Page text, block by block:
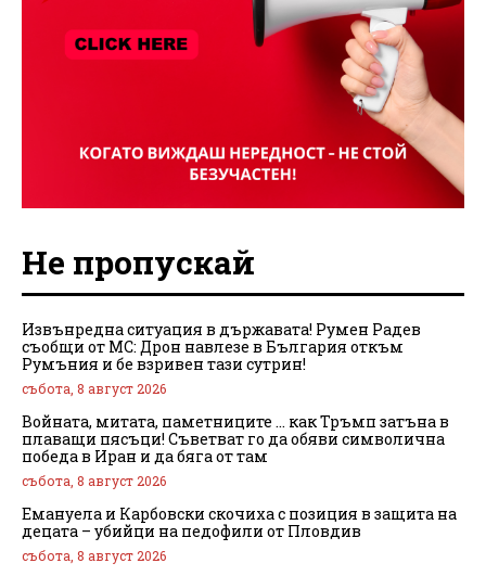
Не пропускай
Извънредна ситуация в държавата! Румен Радев
съобщи от МС: Дрон навлезе в България откъм
Румъния и бе взривен тази сутрин!
събота, 8 август 2026
Войната, митата, паметниците … как Тръмп затъна в
плаващи пясъци! Съветват го да обяви символична
победа в Иран и да бяга от там
събота, 8 август 2026
Емануела и Карбовски скочиха с позиция в защита на
децата – убийци на педофили от Пловдив
събота, 8 август 2026